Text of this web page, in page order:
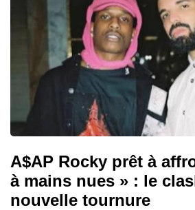
A$AP Rocky prêt à
à mains nues » : le
nouvelle tournure